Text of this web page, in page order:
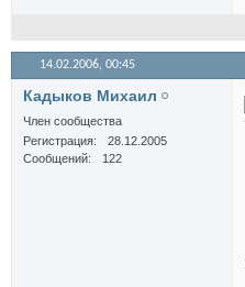
14.02.2006, 00:45
Кадыков Михаил
Член сообщества
Регистрация
28.12.2005
Сообщений
122